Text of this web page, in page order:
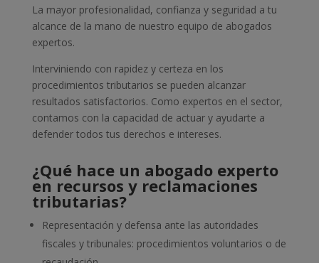
La mayor profesionalidad, confianza y seguridad a tu
alcance de la mano de nuestro equipo de abogados
expertos.
Interviniendo con rapidez y certeza en los
procedimientos tributarios se pueden alcanzar
resultados satisfactorios. Como expertos en el sector,
contamos con la capacidad de actuar y ayudarte a
defender todos tus derechos e intereses.
¿Qué hace un abogado experto
en recursos y reclamaciones
tributarias?
Representación y defensa ante las autoridades
fiscales y tribunales: procedimientos voluntarios o de